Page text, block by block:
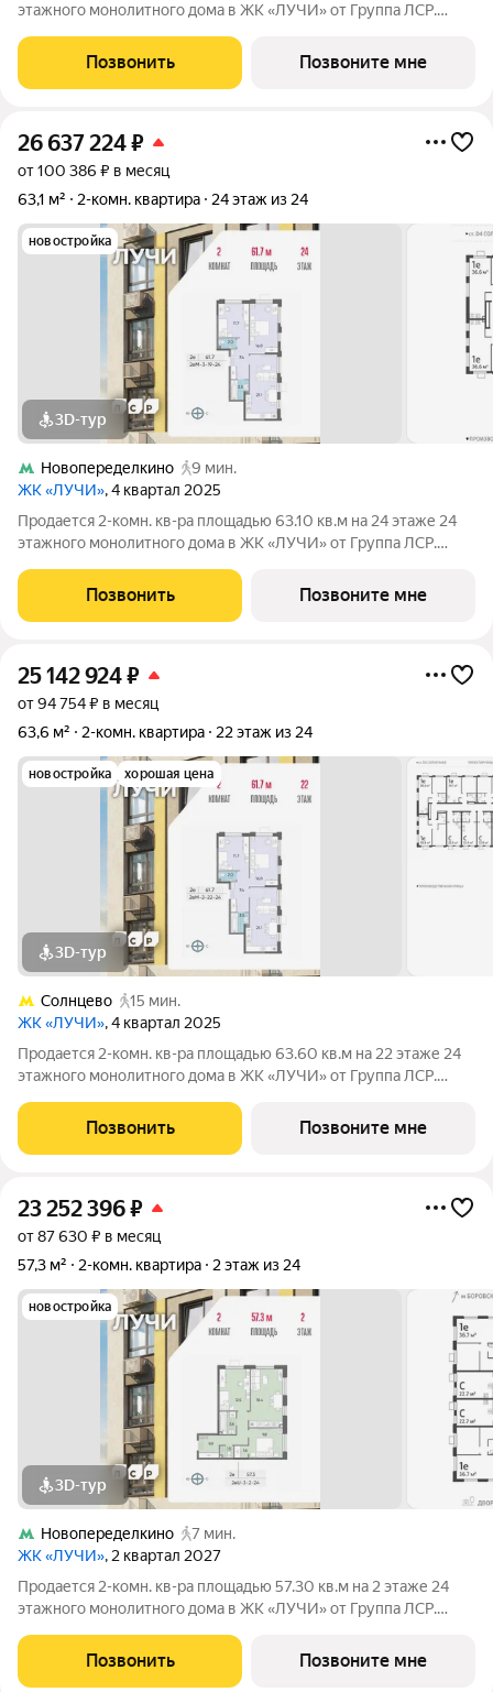
этажного монолитного дома в ЖК «ЛУЧИ» от Группа ЛСР.
самых зелёных и благоприятных для жизни районов столицы
Солнцево, который
Позвонить Позвоните мне
26 637 224₽
от 100 386 ₽ в месяц
63,1 м²
2-комн. квартира 24 этаж из 24
новостройка
3D-тур
Новопеределкино
9 мин.
ЖК «ЛУЧИ», 4 квартал 2025
Продается 2-комн. кв-ра площадью 63.10 кв.м на 24 этаже 24
этажного монолитного дома в ЖК «ЛУЧИ» от Группа ЛСР.
самых зелёных и благоприятных для жизни районов столицы
Солнцево, который
Позвонить Позвоните мне
25 142 924₽
от 94 754 ₽ в месяц
63,6 м²
2-комн. квартира 22 этаж из 24
новостройка хорошая цена
3D-тур
Солнцево
15 мин.
ЖК «ЛУЧИ», 4 квартал 2025
Продается 2-комн. кв-ра площадью 63.60 кв.м на 22 этаже 24
этажного монолитного дома в ЖК «ЛУЧИ» от Группа ЛСР.
самых зелёных и благоприятных для жизни районов столицы
Солнцево, который
Позвонить Позвоните мне
23 252 396₽
от 87 630 ₽ в месяц
57,3 м²
2-комн. квартира 2 этаж из 24
новостройка
3D-тур
Новопеределкино
7 мин.
ЖК «ЛУЧИ», 2 квартал 2027
Продается 2-комн. кв-ра площадью 57.30 кв.м на 2 этаже 24
этажного монолитного дома в ЖК «ЛУЧИ» от Группа ЛСР.
самых зелёных и благоприятных для жизни районов столицы
Солнцево, который
Позвонить Позвоните мне